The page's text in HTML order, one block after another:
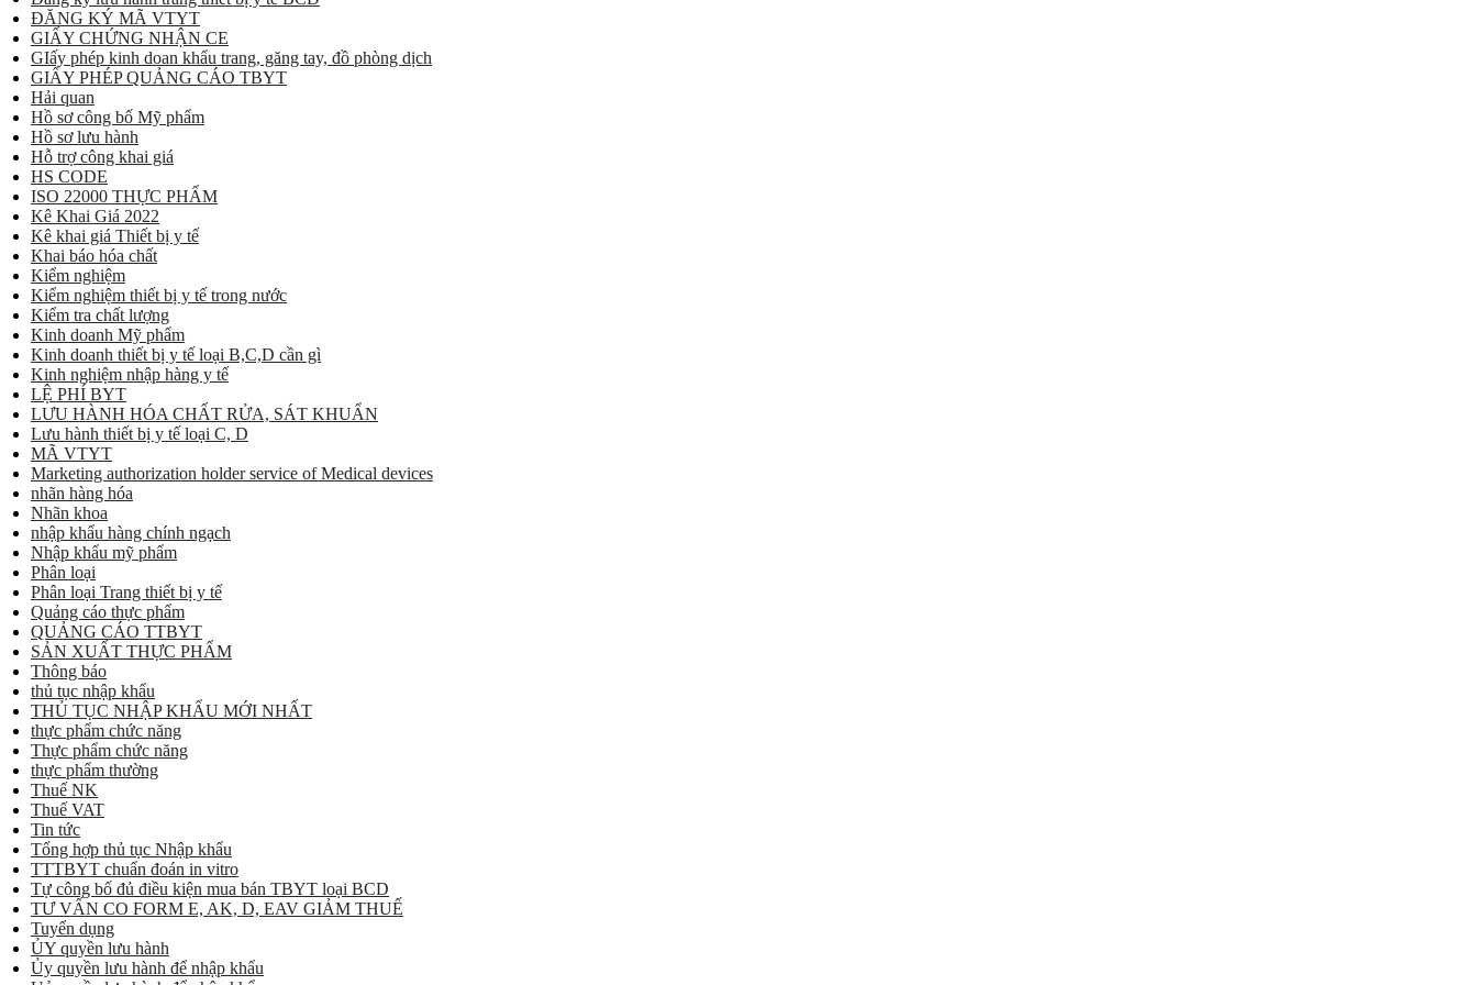
ĐĂNG KÝ MÃ VTYT
GIẤY CHỨNG NHẬN CE
GIấy phép kinh doan khẩu trang, găng tay, đồ phòng dịch
GIẤY PHÉP QUẢNG CÁO TBYT
Hải quan
Hồ sơ công bố Mỹ phẩm
Hồ sơ lưu hành
Hỗ trợ công khai giá
HS CODE
ISO 22000 THỰC PHẨM
Kê Khai Giá 2022
Kê khai giá Thiết bị y tế
Khai báo hóa chất
Kiểm nghiệm
Kiểm nghiệm thiết bị y tế trong nước
Kiểm tra chất lượng
Kinh doanh Mỹ phẩm
Kinh doanh thiết bị y tế loại B,C,D cần gì
Kinh nghiệm nhập hàng y tế
LỆ PHÍ BYT
LƯU HÀNH HÓA CHẤT RỬA, SÁT KHUẨN
Lưu hành thiết bị y tế loại C, D
MÃ VTYT
Marketing authorization holder service of Medical devices
nhãn hàng hóa
Nhãn khoa
nhập khẩu hàng chính ngạch
Nhập khẩu mỹ phẩm
Phân loại
Phân loại Trang thiết bị y tế
Quảng cáo thực phẩm
QUẢNG CÁO TTBYT
SẢN XUẤT THỰC PHẨM
Thông báo
thủ tục nhập khẩu
THỦ TỤC NHẬP KHẨU MỚI NHẤT
thực phẩm chức năng
Thực phẩm chức năng
thực phẩm thường
Thuế NK
Thuế VAT
Tin tức
Tổng hợp thủ tục Nhập khẩu
TTTBYT chuẩn đoán in vitro
Tự công bố đủ điều kiện mua bán TBYT loại BCD
TƯ VẤN CO FORM E, AK, D, EAV GIẢM THUẾ
Tuyển dụng
ỦY quyền lưu hành
Ủy quyền lưu hành để nhập khẩu